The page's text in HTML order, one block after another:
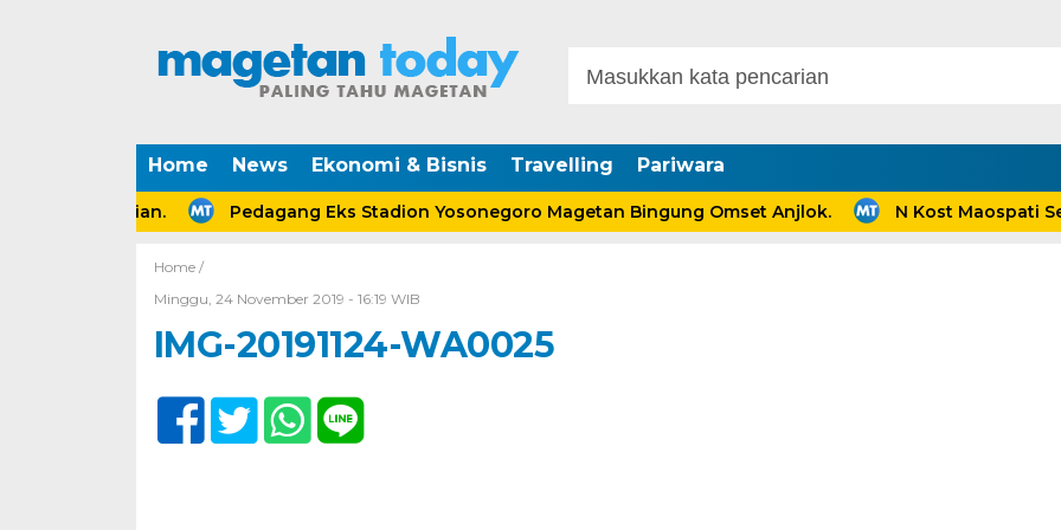
Home News Ekonomi & Bisnis Travelling Pariwara
Perceraian. Pedagang Eks Stadion Yosonegoro Magetan Bingung Omset Anjlok. N Kost Maospati
Home /
Minggu, 24 November 2019 - 16:19 WIB
IMG-20191124-WA0025